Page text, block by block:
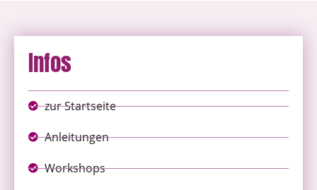
Infos
zur Startseite
Anleitungen
Workshops